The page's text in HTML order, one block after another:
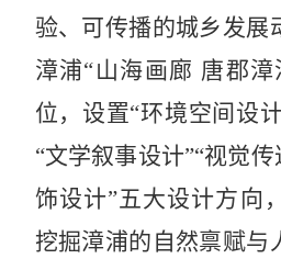
验、可传播的城乡发展
漳浦“山海画廊 唐郡
位，设置“环境空间设
“文学叙事设计”“视觉
饰设计”五大设计方向
挖掘漳浦的自然禀赋与